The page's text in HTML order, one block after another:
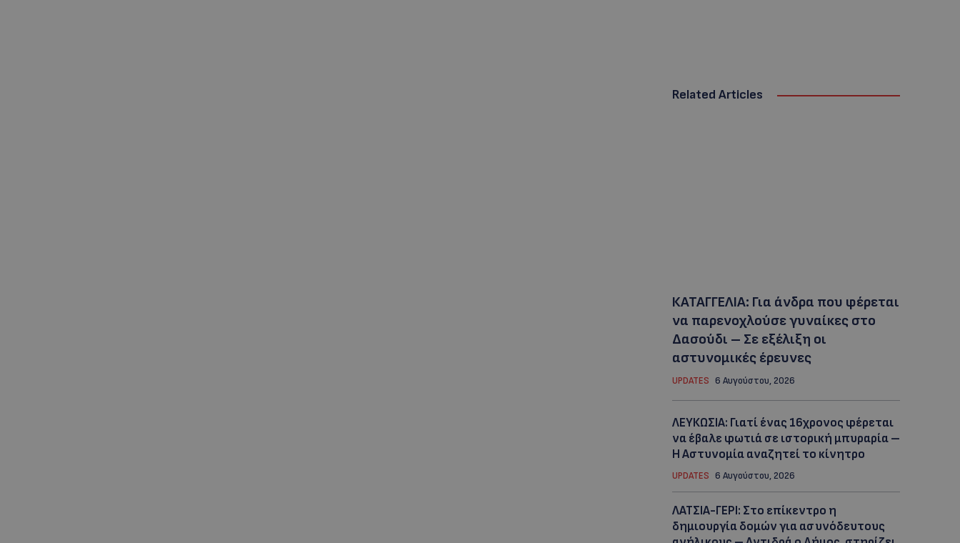
Related Articles
ΚΑΤΑΓΓΕΛΙΑ: Για άνδρα που φέρεται
να παρενοχλούσε γυναίκες στο
Δασούδι – Σε εξέλιξη οι
αστυνομικές έρευνες
UPDATES 6 Αυγούστου, 2026
ΛΕΥΚΩΣΙΑ: Γιατί ένας 16χρονος φέρεται
να έβαλε φωτιά σε ιστορική μπυραρία –
Η Αστυνομία αναζητεί το κίνητρο
UPDATES 6 Αυγούστου, 2026
ΛΑΤΣΙΑ-ΓΕΡΙ: Στο επίκεντρο η
δημιουργία δομών για ασυνόδευτους